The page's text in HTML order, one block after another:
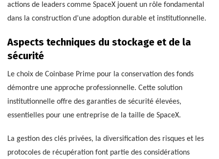
actions de leaders comme SpaceX jouent un rôle fondamental
dans la construction d’une adoption durable et institutionnelle.
Aspects techniques du stockage et de la
sécurité
Le choix de Coinbase Prime pour la conservation des fonds
démontre une approche professionnelle. Cette solution
institutionnelle offre des garanties de sécurité élevées,
essentielles pour une entreprise de la taille de SpaceX.
La gestion des clés privées, la diversification des risques et les
protocoles de récupération font partie des considérations